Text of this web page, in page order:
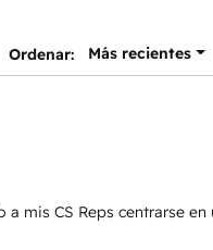
Ordenar: Más recientes
mis CS Reps centrarse